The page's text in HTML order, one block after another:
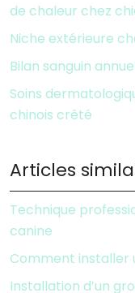
de chaleur chez
Niche extérieure
Bilan sanguin
Soins
chinois crêté
Articles
Technique
canine
Comment installer
Installation d’un